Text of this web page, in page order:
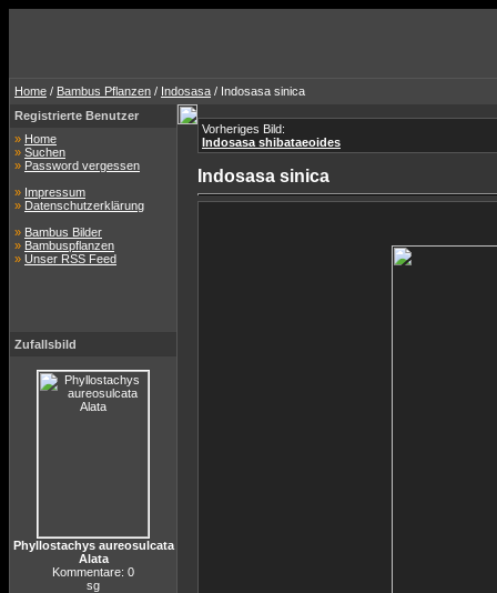
Home / Bambus Pflanzen / Indosasa / Indosasa sinica
Registrierte Benutzer
» Home
» Suchen
» Password vergessen
» Impressum
» Datenschutzerklärung
» Bambus Bilder
» Bambuspflanzen
» Unser RSS Feed
Zufallsbild
Phyllostachys aureosulcata
Alata
Kommentare: 0
sg
Vorheriges Bild:
Indosasa shibataeoides
Indosasa sinica